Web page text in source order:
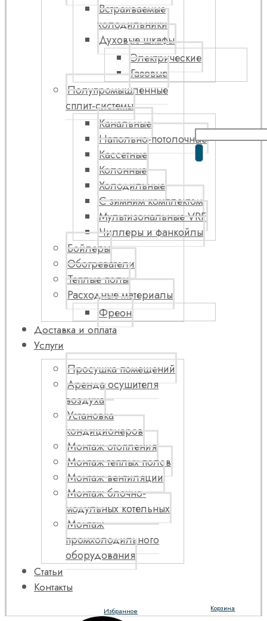
Встраиваемые
холодильники
Духовые шкафы
Электрические
Газовые
Полупромышленные
сплит-системы
Канальные
Напольно-потолочные
Кассетные
Колонные
Холодильные
С зимним комплектом
Мультизональные VRF
Чиллеры и фанкойлы
Бойлеры
Обогреватели
Теплые полы
Расходные материалы
Фреон
Доставка и оплата
Услуги
Просушка помещений
Аренда осушителя
воздуха
Установка
кондиционеров
Монтаж отопления
Монтаж теплых полов
Монтаж вентиляции
Монтаж блочно-
модульных котельных
Монтаж
промхолодильного
оборудования
Статьи
Контакты
Корзина
Избранное